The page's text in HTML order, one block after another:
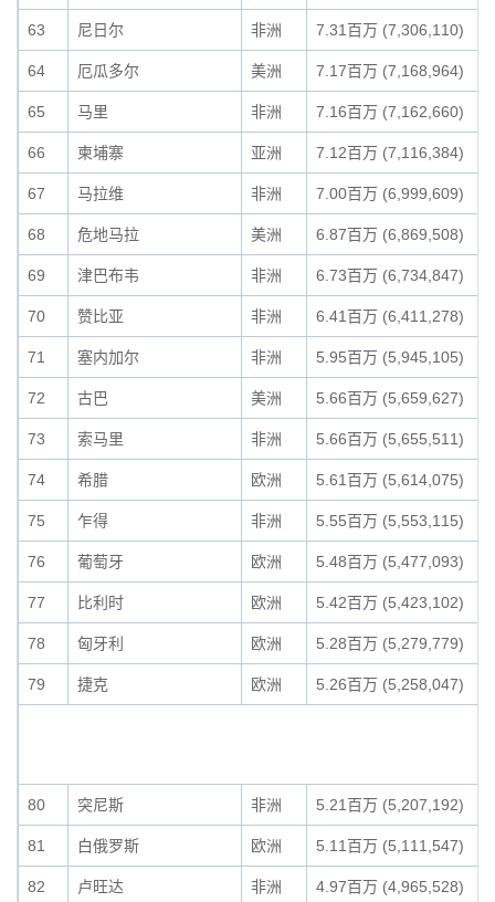
63 尼日尔 非洲 7.31百万 (7,306,110)
64 厄瓜多尔 美洲 7.17百万 (7,168,964)
65 马里 非洲 7.16百万 (7,162,660)
66 柬埔寨 亚洲 7.12百万 (7,116,384)
67 马拉维 非洲 7.00百万 (6,999,609)
68 危地马拉 美洲 6.87百万 (6,869,508)
69 津巴布韦 非洲 6.73百万 (6,734,847)
70 赞比亚 非洲 6.41百万 (6,411,278)
71 塞内加尔 非洲 5.95百万 (5,945,105)
72 古巴 美洲 5.66百万 (5,659,627)
73 索马里 非洲 5.66百万 (5,655,511)
74 希腊 欧洲 5.61百万 (5,614,075)
75 乍得 非洲 5.55百万 (5,553,115)
76 葡萄牙 欧洲 5.48百万 (5,477,093)
77 比利时 欧洲 5.42百万 (5,423,102)
78 匈牙利 欧洲 5.28百万 (5,279,779)
79 捷克 欧洲 5.26百万 (5,258,047)
80 突尼斯 非洲 5.21百万 (5,207,192)
81 白俄罗斯 欧洲 5.11百万 (5,111,547)
82 卢旺达 非洲 4.97百万 (4,965,528)